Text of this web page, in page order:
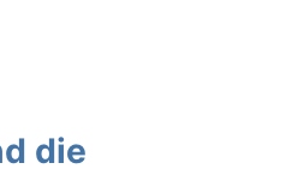
die